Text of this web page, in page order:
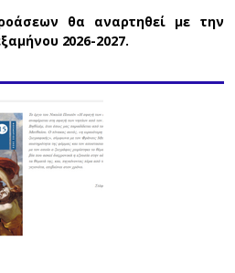
θα αναρτηθεί με την
2026-2027.